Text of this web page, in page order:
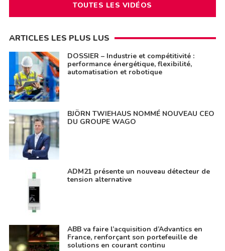
TOUTES LES VIDÉOS
ARTICLES LES PLUS LUS
DOSSIER – Industrie et compétitivité :
performance énergétique, flexibilité,
automatisation et robotique
BJÖRN TWIEHAUS NOMMÉ NOUVEAU CEO
DU GROUPE WAGO
ADM21 présente un nouveau détecteur de
tension alternative
ABB va faire l’acquisition d’Advantics en
France, renforçant son portefeuille de
solutions en courant continu